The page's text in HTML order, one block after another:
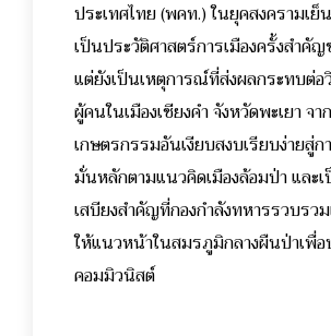
ประเทศไทย (พคท.) ในยุคสงครามเย็
เป็นประวัติศาสตร์การเมืองครั้งสำคัญ
แต่ยังเป็นเหตุการณ์ที่ส่งผลกระทบต่อ
ผู้คนในเมืองเชียงคำ จังหวัดพะเยา จา
เกษตรกรรมอันเงียบสงบเรียบง่ายสู่
มั่นหลักตามแนวคิดเมืองล้อมป่า และ
เสบียงสำคัญที่กองกำลังทหารรวบรว
ให้แนวหน้าในสมรภูมิกลางผืนป่าเพื่
คอมมิวนิสต์